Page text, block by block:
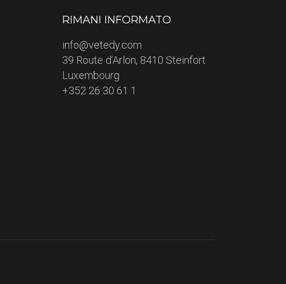
RIMANI INFORMATO
info@vetedy.com
39 Route d’Arlon, 8410 Steinfort
Luxembourg
+352 26 30 61 1